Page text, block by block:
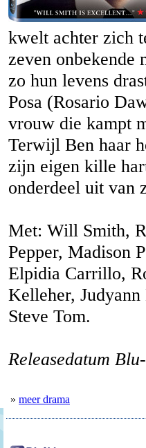
kwelt achter zich
zeven onbekende
zo hun levens
Posa (Rosario
vrouw die kampt
Terwijl Ben haar
zijn eigen kille
onderdeel uit
Met: Will Smith,
Pepper, Madison
Elpidia Carrillo,
Kelleher,
Steve Tom.
Releasedatum
» meer drama